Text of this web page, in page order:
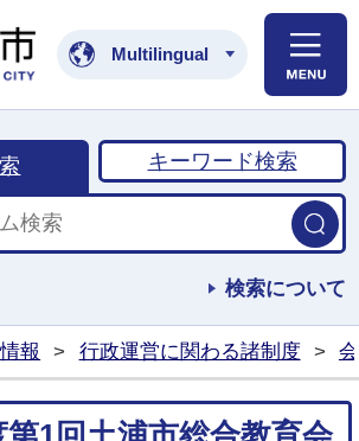
土浦市公式ホームペ
Multilingual
キーワード検索
検索について
報 > 行政運営に関わる諸制度 >